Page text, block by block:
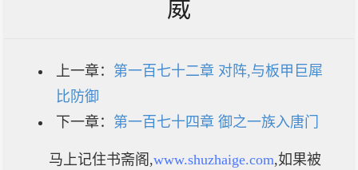
上一章： 第一百七十二章 对阵,与板甲巨犀
比防御
下一章： 第一百七十四章 御之一族入唐门
马上记住书斋阁,www.shuzhaige.com,如果被